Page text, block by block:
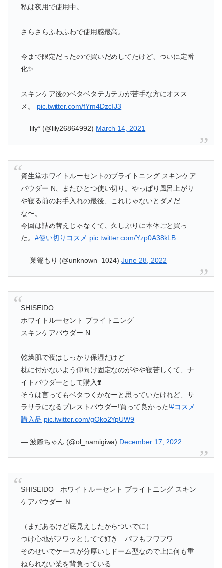
私は夜用で使用中。
さらさらふわふわで使用感最高。
今まで限定だったので買いだめしてたけど、ついに定番
化✨
スキンケア後のベタベタテカテカが苦手な方にオスス
メ。 pic.twitter.com/fYm4DzdIJ3
— lily* (@lily26864992) March 14, 2021
資生堂ホワイトルーセントのブライトニング スキンケア
パウダー N、またひとつ使い切り。やっぱり風呂上がり
や寝る前のお手入れの最後、これじゃないとダメだ
な〜。
今回は詰め替えじゃなくて、久しぶりに本体ごと買っ
た。#使い切りコスメ pic.twitter.com/Yzp0A38kLB
— 巣篭もり (@unknown_1024)June 28, 2022
SHISEIDO
ホワイトルーセント ブライトニング
スキンケアパウダー N
乾燥肌で夜はしっかり保湿だけど
枕に付かないよう仰向け固定なのがやや寝苦しくて、ナ
イトパウダーとして購入❣️
そうは言ってもベタつくかなーと思っていたけれど、サ
ラサラになるプレストパウダー!買って良かった!#コスメ
購入品 pic.twitter.com/gOko2YpUW9
— 波際ちゃん (@ol_namigiwa) December 17, 2022
SHISEIDO ホワイトルーセント ブライトニング スキン
ケアパウダー Ｎ
（まだあるけど底見えしたからついでに）
つけ心地がフワッとしてて好き パフもフワフワ
そのせいでケースが分厚いしドーム型なので上に何も重
ねられない業を背負っている